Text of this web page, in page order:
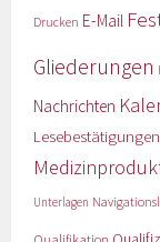
Drucken E-Mail
Gliederungen
Nachrichten
Lesebestätigungen
Unterlagen